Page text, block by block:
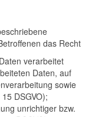
das Recht
verarbeitet
Daten, auf
sowie
DSGVO);
unrichtiger bzw.